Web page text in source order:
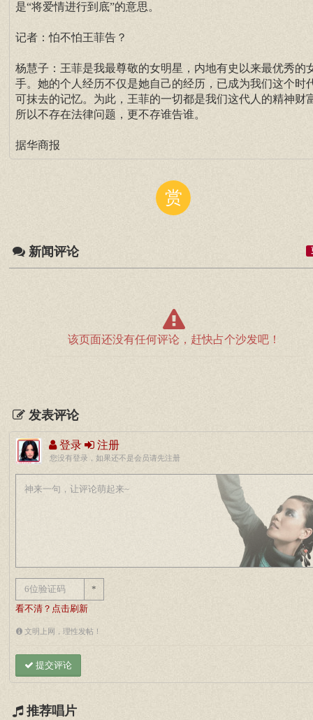
是“将爱情进行到底”的意思。
记者：怕不怕王菲告？
杨慧子：王菲是我最尊敬的女明星，内地有史以来最优秀的
手。她的个人经历不仅是她自己的经历，已成为我们这个时
可抹去的记忆。为此，王菲的一切都是我们这代人的精神财
所以不存在法律问题，更不存谁告谁。
据华商报
赏
新闻评论
该页面还没有任何评论，赶快占个沙发吧！
发表评论
登录 注册
您没有登录，如果还不是会员请先注册
*
看不清？点击刷新
文明上网，理性发帖！
提交评论
推荐唱片